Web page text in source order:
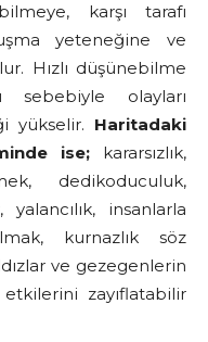
karşı tarafı
yeteneğine ve
Hızlı düşünebilme
sebebiyle olayları
yükselir. Haritadaki
ise;kararsızlık,
dedikoduculuk,
insanlarla
kurnazlık söz
ve gezegenlerin
zayıflatabilir